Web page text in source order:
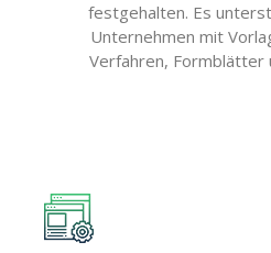
festgehalten. Es
Unternehmen mit
Verfahren, Formblätter